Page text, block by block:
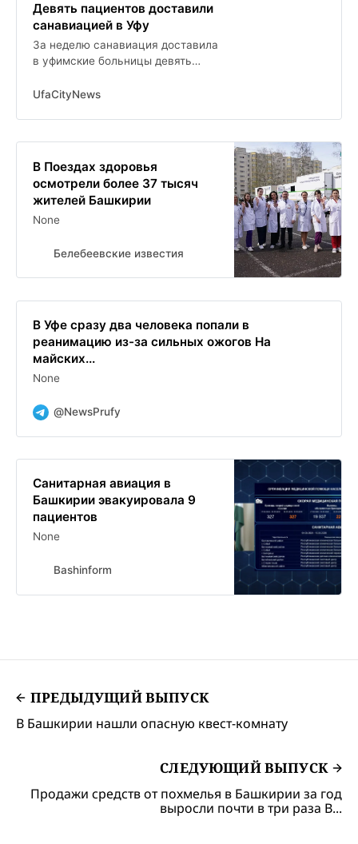
Девять пациентов доставили
санавиацией в Уфу
За неделю санавиация доставила
в уфимские больницы девять
UfaCityNews
В Поездах здоровья
осмотрели более 37 тысяч
жителей Башкирии
None
Белебеевские известия
В Уфе сразу два человека попали в
реанимацию из-за сильных ожогов На
майских...
None
@NewsPrufy
Санитарная авиация в
Башкирии эвакуировала 9
пациентов
None
Bashinform
ПРЕДЫДУЩИЙ ВЫПУСК
В Башкирии нашли опасную квест-комнату
СЛЕДУЮЩИЙ ВЫПУСК
Продажи средств от похмелья в Башкирии за год
выросли почти в три раза В...